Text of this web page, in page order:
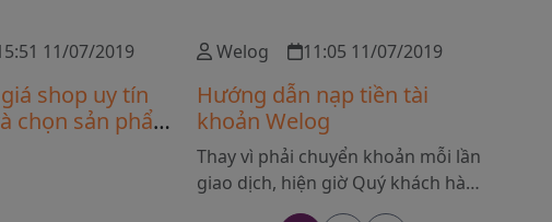
TMĐT Trung
11/07/2019
shop uy tín
chọn sản phẩm
Welog 11:05 11/07/2019
Hướng dẫn nạp tiền tài
khoản Welog
Thay vì phải chuyển khoản mỗi lần
giao dịch, hiện giờ Quý khách hàng
chỉ cần nạp tiền vào tài khoản trên